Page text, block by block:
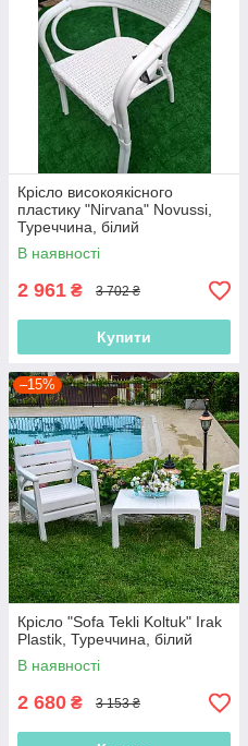
Крісло високоякісного
пластику "Nirvana" Novussi,
Туреччина, білий
В наявності
2 961 ₴ 3 702 ₴
Купити
–15%
Крісло "Sofa Tekli Koltuk" Irak
Plastik, Туреччина, білий
В наявності
2 680 ₴ 3 153 ₴